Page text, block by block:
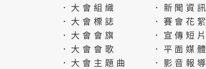
．大會組織
．大會標誌
．大會會旗
．大會會歌
．大會主題曲
．新聞資訊
．賽會花絮
．宣傳短片
．平面媒體
．影音報導